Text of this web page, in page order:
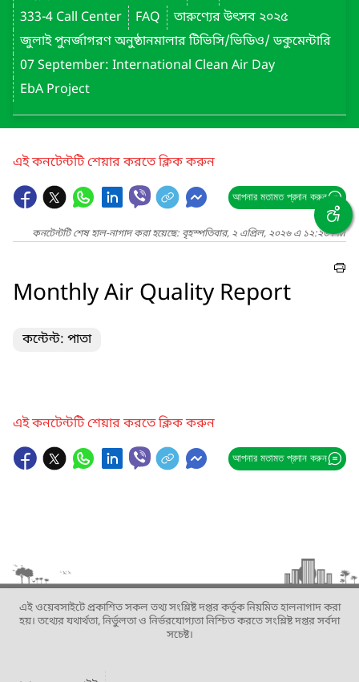
333-4 Call Center
FAQ
তারুণ্যের উৎসব ২০২৫
জুলাই পুনর্জাগরণ অনুষ্ঠানমালার টিভিসি/ভিডিও/ ডকুমেন্টারি
07 September: International Clean Air Day
EbA Project
এই কনটেন্টটি শেয়ার করতে ক্লিক করুন
আপনার মতামত প্রদান করুন
কনটেন্টটি শেষ হাল-নাগাদ করা হয়েছে: বৃহস্পতিবার, ২ এপ্রিল, ২০২৬ এ ১২:২৬ PM
Monthly Air Quality Report
কন্টেন্ট: পাতা
এই কনটেন্টটি শেয়ার করতে ক্লিক করুন
আপনার মতামত প্রদান করুন
এই ওয়েবসাইটে প্রকাশিত সকল তথ্য সংশ্লিষ্ট দপ্তর কর্তৃক নিয়মিত হালনাগাদ করা
হয়। তথ্যের যথার্থতা, নির্ভুলতা ও নির্ভরযোগ্যতা নিশ্চিত করতে সংশ্লিষ্ট দপ্তর সর্বদা
সচেষ্ট।